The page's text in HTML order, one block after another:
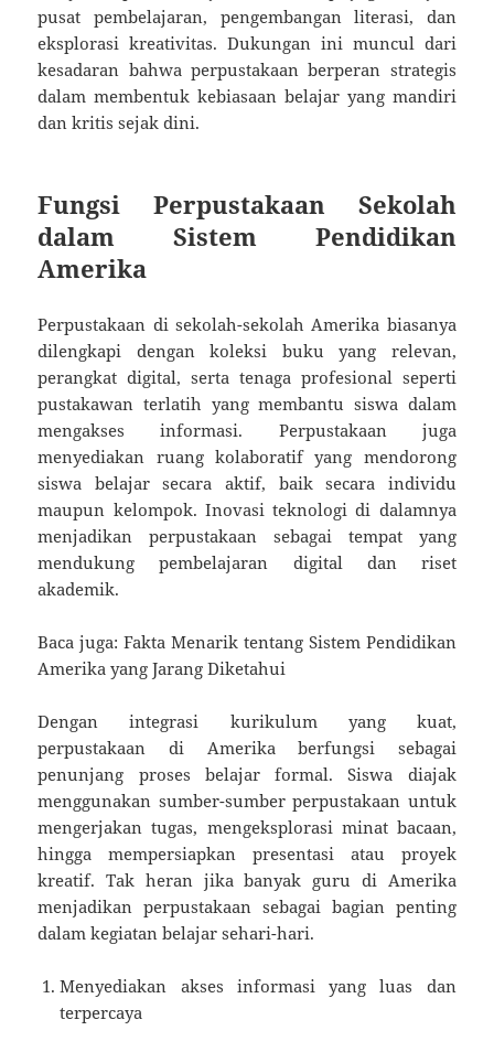
pusat pembelajaran, pengembangan literasi, dan
eksplorasi kreativitas. Dukungan ini muncul dari
kesadaran bahwa perpustakaan berperan strategis
dalam membentuk kebiasaan belajar yang mandiri
dan kritis sejak dini.
Fungsi Perpustakaan Sekolah
dalam Sistem Pendidikan
Amerika
Perpustakaan di sekolah-sekolah Amerika biasanya
dilengkapi dengan koleksi buku yang relevan,
perangkat digital, serta tenaga profesional seperti
pustakawan terlatih yang membantu siswa dalam
mengakses informasi. Perpustakaan juga
menyediakan ruang kolaboratif yang mendorong
siswa belajar secara aktif, baik secara individu
maupun kelompok. Inovasi teknologi di dalamnya
menjadikan perpustakaan sebagai tempat yang
mendukung pembelajaran digital dan riset
akademik.
Baca juga: Fakta Menarik tentang Sistem Pendidikan
Amerika yang Jarang Diketahui
Dengan integrasi kurikulum yang kuat,
perpustakaan di Amerika berfungsi sebagai
penunjang proses belajar formal. Siswa diajak
menggunakan sumber-sumber perpustakaan untuk
mengerjakan tugas, mengeksplorasi minat bacaan,
hingga mempersiapkan presentasi atau proyek
kreatif. Tak heran jika banyak guru di Amerika
menjadikan perpustakaan sebagai bagian penting
dalam kegiatan belajar sehari-hari.
Menyediakan akses informasi yang luas dan
terpercaya